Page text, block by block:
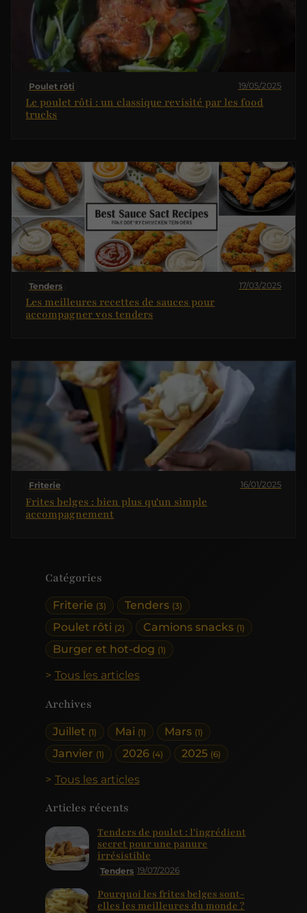
Catégories
Friterie (3) Tenders (3)
Poulet rôti (2) Camions snacks (1)
Burger et hot-dog (1)
Tous les articles
Archives
Juillet (1) Mai (1) Mars (1)
Janvier (1) 2026 (4) 2025 (6)
Tous les articles
Articles récents
Tenders 19/07/2026
Tenders de poulet : l'ingrédient
secret pour une panure
irrésistible
Pourquoi les frites belges sont-
elles les meilleures du monde ?
Poulet rôti 19/05/2025
Le poulet rôti : un classique revisité par les food
trucks
Tenders 17/03/2025
Les meilleures recettes de sauces pour
accompagner vos tenders
Friterie 16/01/2025
Frites belges : bien plus qu'un simple
accompagnement